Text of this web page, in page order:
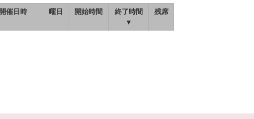
開催日時 曜日 開始時間
終了時間
▼
残席